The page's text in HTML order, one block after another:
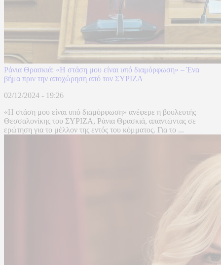
Ράνια Θρασκιά: «Η στάση μου είναι υπό διαμόρφωση» – Ένα
βήμα πριν την αποχώρηση από τον ΣΥΡΙΖΑ
02/12/2024 - 19:26
«Η στάση μου είναι υπό διαμόρφωση» ανέφερε η βουλευτής
Θεσσαλονίκης του ΣΥΡΙΖΑ, Ράνια Θρασκιά, απαντώντας σε
ερώτηση για το μέλλον της εντός του κόμματος. Για το ...